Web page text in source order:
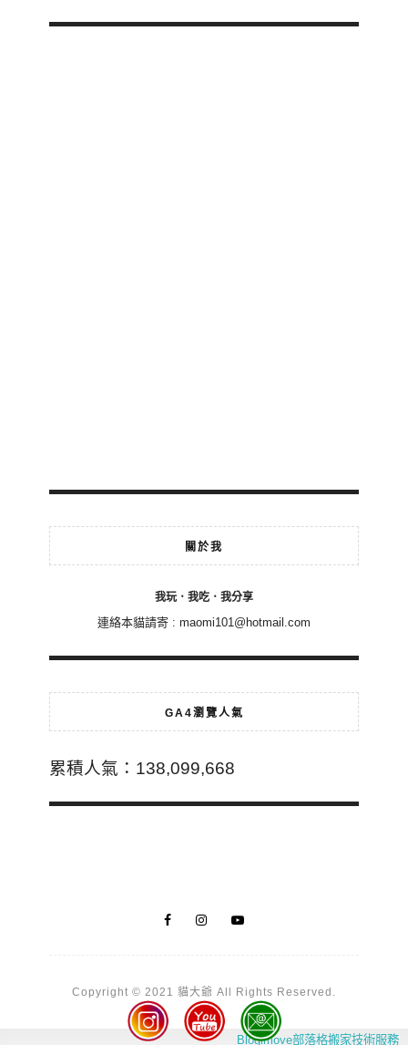
關於我
我玩．我吃．我分享
連絡本貓請寄 : maomi101@hotmail.com
GA4瀏覽人氣
累積人氣：138,099,668
Copyright © 2021 貓大爺 All Rights Reserved.
Blogimove部落格搬家技術服務